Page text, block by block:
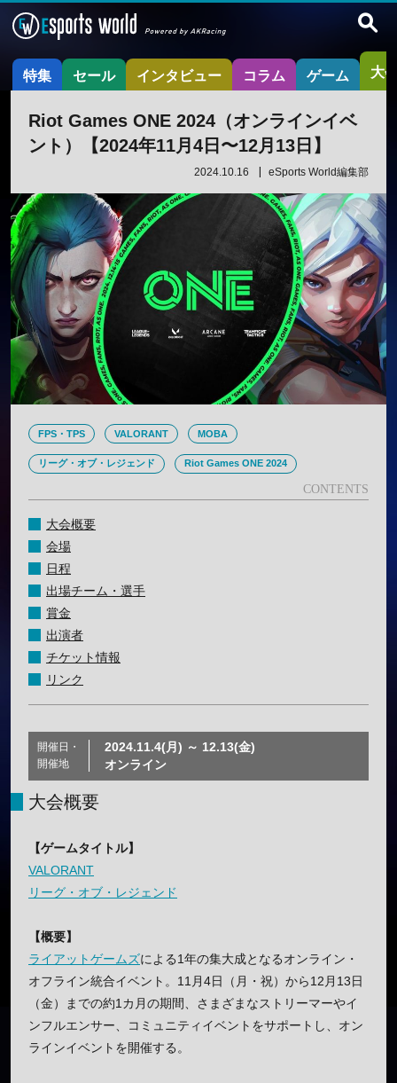
特集 セール インタビュー コラム ゲーム 大
Riot Games ONE 2024（オンラインイベ
ント）【2024年11月4日〜12月13日】
2024.10.16 eSports World編集部
FPS・TPS VALORANT MOBA
リーグ・オブ・レジェンド Riot Games ONE 2024
大会概要
会場
日程
出場チーム・選手
賞金
出演者
チケット情報
リンク
開催日・
開催地
2024.11.4(月) ～ 12.13(金)
オンライン
大会概要
【ゲームタイトル】
VALORANT
リーグ・オブ・レジェンド
【概要】
ライアットゲームズによる1年の集大成となるオンライン・
オフライン統合イベント。11月4日（月・祝）から12月13日
（金）までの約1カ月の期間、さまざまなストリーマーやイ
ンフルエンサー、コミュニティイベントをサポートし、オン
ラインイベントを開催する。